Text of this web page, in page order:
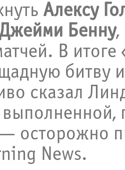
Алексу
Бенну,
В
битву
сказал
выполненной,
осторожно
News.